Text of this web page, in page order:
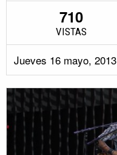
710
VISTAS
Jueves 16 mayo, 2013